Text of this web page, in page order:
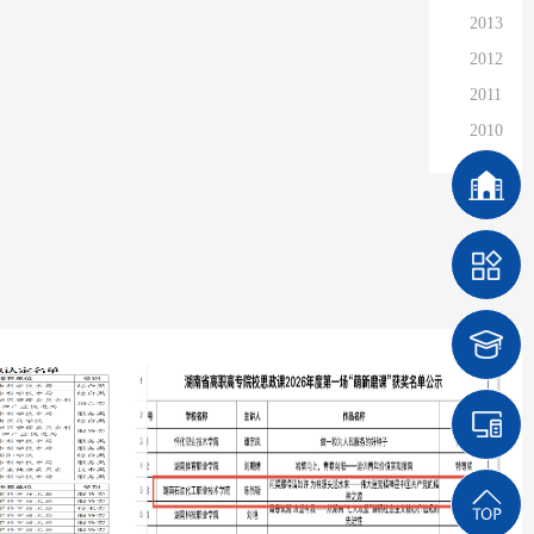
2013
2012
2011
2010
2009
2008
2007
2006
2005
2004